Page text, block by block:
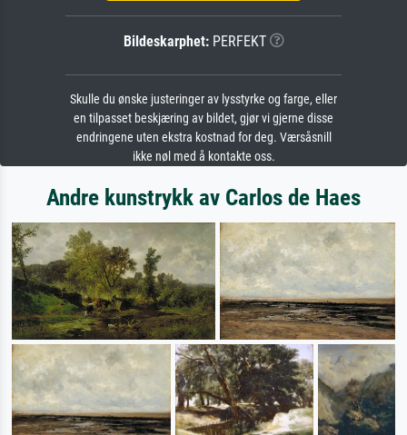
Bildeskarphet:PERFEKT
Skulle du ønske justeringer av lysstyrke og farge, eller
en tilpasset beskjæring av bildet, gjør vi gjerne disse
endringene uten ekstra kostnad for deg. Værsåsnill
ikke nøl med å kontakte oss.
Andre kunstrykk av Carlos de Haes